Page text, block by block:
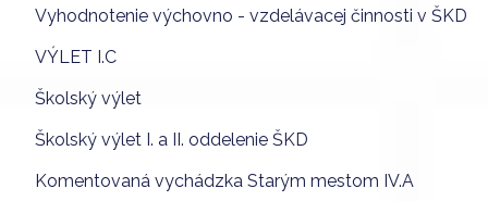
Vyhodnotenie výchovno - vzdelávacej činnosti v ŠKD
VÝLET I.C
Školský výlet
Školský výlet I. a II. oddelenie ŠKD
Komentovaná vychádzka Starým mestom IV.A